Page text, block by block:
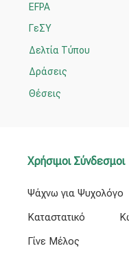
EFPA
ΓεΣΥ
Δελτία Τύπου
Δράσεις
Θέσεις
Χρήσιμοι Σύνδεσμοι
Ψάχνω για Ψυχολόγο
Καταστατικό
Γίνε Μέλος